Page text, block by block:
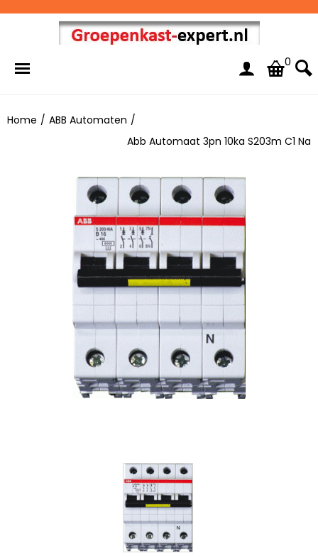
0
Home / ABB Automaten /
Abb Automaat 3pn 10ka S203m C1 Na